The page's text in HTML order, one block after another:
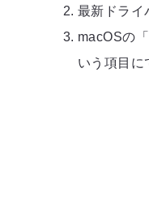
最新ドライ
macOSの
いう項目に